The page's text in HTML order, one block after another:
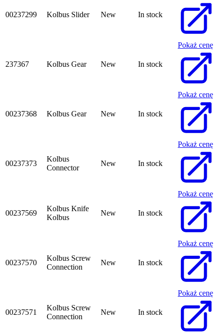
00237299 Kolbus Slider New In stock
237367 Kolbus Gear New In stock
Pokaż cenę
00237368 Kolbus Gear New In stock
Pokaż cenę
00237373
Kolbus
Connector
New In stock
Pokaż cenę
00237569
Kolbus Knife
Kolbus
New In stock
Pokaż cenę
00237570
Kolbus Screw
Connection
New In stock
Pokaż cenę
00237571
Kolbus Screw
Connection
New In stock
Pokaż cenę